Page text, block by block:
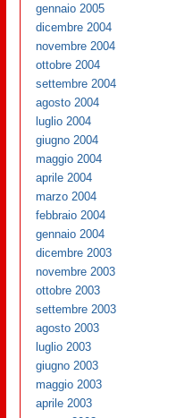
gennaio 2005
dicembre 2004
novembre 2004
ottobre 2004
settembre 2004
agosto 2004
luglio 2004
giugno 2004
maggio 2004
aprile 2004
marzo 2004
febbraio 2004
gennaio 2004
dicembre 2003
novembre 2003
ottobre 2003
settembre 2003
agosto 2003
luglio 2003
giugno 2003
maggio 2003
aprile 2003